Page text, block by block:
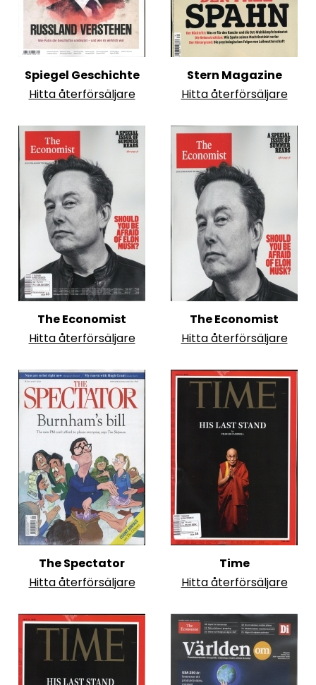
Spiegel Geschichte
Hitta återförsäljare
Stern Magazine
Hitta återförsäljare
The Economist
Hitta återförsäljare
The Economist
Hitta återförsäljare
The Spectator
Hitta återförsäljare
Time
Hitta återförsäljare